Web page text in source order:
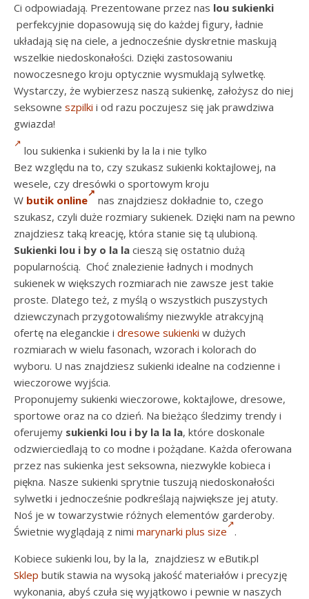
Ci odpowiadają. Prezentowane przez nas lou sukienki
perfekcyjnie dopasowują się do każdej figury, ładnie
układają się na ciele, a jednocześnie dyskretnie maskują
wszelkie niedoskonałości. Dzięki zastosowaniu
nowoczesnego kroju optycznie wysmuklają sylwetkę.
Wystarczy, że wybierzesz naszą sukienkę, założysz do niej
seksowne szpilki i od razu poczujesz się jak prawdziwa
gwiazda!
lou sukienka i sukienki by la la i nie tylko
Bez względu na to, czy szukasz sukienki koktajlowej, na
wesele, czy dresówki o sportowym kroju
W butik online
nas znajdziesz dokładnie to, czego
szukasz, czyli duże rozmiary sukienek. Dzięki nam na pewno
znajdziesz taką kreację, która stanie się tą ulubioną.
Sukienki lou i by o la la cieszą się ostatnio dużą
popularnością. Choć znalezienie ładnych i modnych
sukienek w większych rozmiarach nie zawsze jest takie
proste. Dlatego też, z myślą o wszystkich puszystych
dziewczynach przygotowaliśmy niezwykle atrakcyjną
ofertę na eleganckie i dresowe sukienki w dużych
rozmiarach w wielu fasonach, wzorach i kolorach do
wyboru. U nas znajdziesz sukienki idealne na codzienne i
wieczorowe wyjścia.
Proponujemy sukienki wieczorowe, koktajlowe, dresowe,
sportowe oraz na co dzień. Na bieżąco śledzimy trendy i
oferujemy sukienki lou i by la la la, które doskonale
odzwierciedlają to co modne i pożądane. Każda oferowana
przez nas sukienka jest seksowna, niezwykle kobieca i
piękna. Nasze sukienki sprytnie tuszują niedoskonałości
sylwetki i jednocześnie podkreślają największe jej atuty.
Noś je w towarzystwie różnych elementów garderoby.
Świetnie wyglądają z nimi marynarki plus size .
Kobiece sukienki lou, by la la, znajdziesz w eButik.pl
Sklep butik stawia na wysoką jakość materiałów i precyzję
wykonania, abyś czuła się wyjątkowo i pewnie w naszych